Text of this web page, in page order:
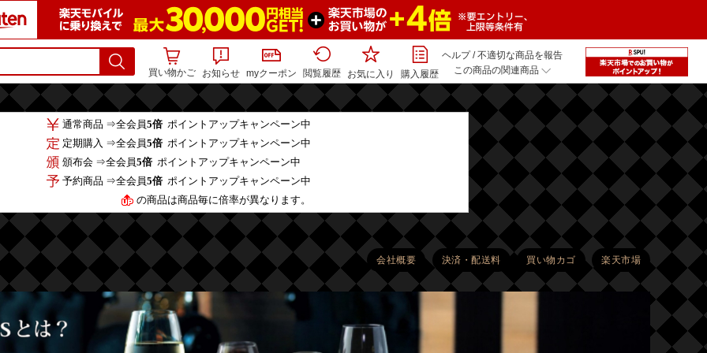
買い物かご お知らせ myクーポン 閲覧履歴 お気に入り 購入履歴
ヘルプ/不適切な商品を報告
この商品の関連商品
通常商品 ⇒全会員5倍ポイントアップキャンペーン中
定期購入 ⇒全会員5倍ポイントアップキャンペーン中
頒布会 ⇒全会員5倍ポイントアップキャンペーン中
予約商品 ⇒全会員5倍ポイントアップキャンペーン中
の商品は商品毎に倍率が異なります。